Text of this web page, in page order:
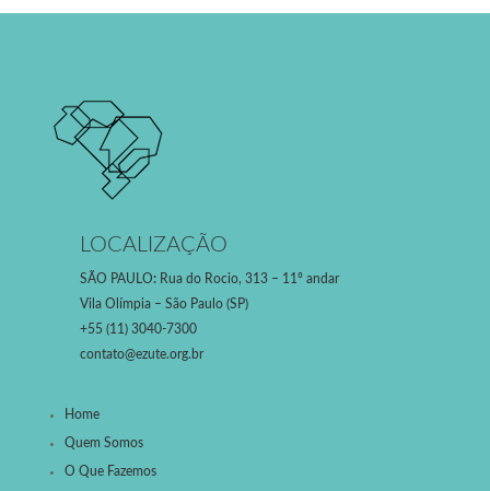
LOCALIZAÇÃO
SÃO PAULO: Rua do Rocio, 313 – 11º andar
Vila Olímpia – São Paulo (SP)
+55 (11) 3040-7300
contato@ezute.org.br
Home
Quem Somos
O Que Fazemos